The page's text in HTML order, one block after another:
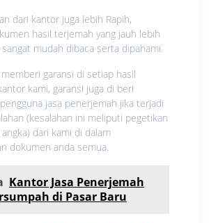
dari kantor juga lebih Rapih,
hasil terjemah yang jauh lebih
mudah dibaca serta dipahami.
garansi di setiap hasil
kami, garansi juga di beri
jasa penerjemah jika terjadi
(kesalahan ini meliputi pegetikan
dari kami di dalam
dokumen anda semua.
Kantor Jasa Penerjemah
di Pasar Baru